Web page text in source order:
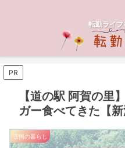
転勤ライフ
PR
【道の駅 阿賀の里
ガー食べてきた【新
雪国の暮らし